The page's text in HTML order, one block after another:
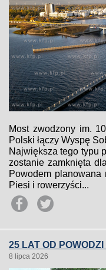
Most zwodzony im.
Polski łączy Wyspę
Największa tego typu
zostanie zamknięta
Powodem
Piesi i rowerzyści...
25 LAT OD
8 lipca 2026